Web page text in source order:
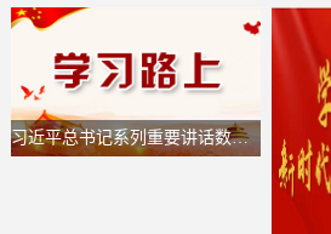
习近平总书记系列重要讲话数据库